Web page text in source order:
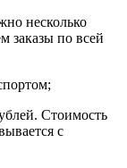
несколько
заказы по всей
Стоимость
с